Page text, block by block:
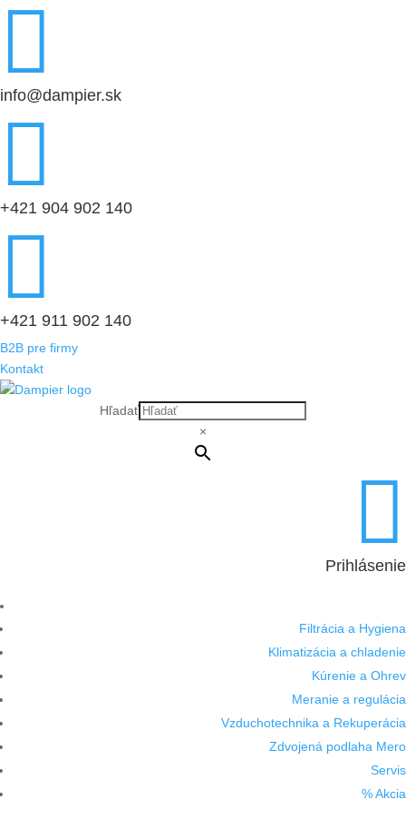

info@dampier.sk

+421 904 902 140

+421 911 902 140
B2B pre firmy
Kontakt
Hľadať
×

Prihlásenie
Filtrácia a Hygiena
Klimatizácia a chladenie
Kúrenie a Ohrev
Meranie a regulácia
Vzduchotechnika a Rekuperácia
Zdvojená podlaha Mero
Servis
% Akcia